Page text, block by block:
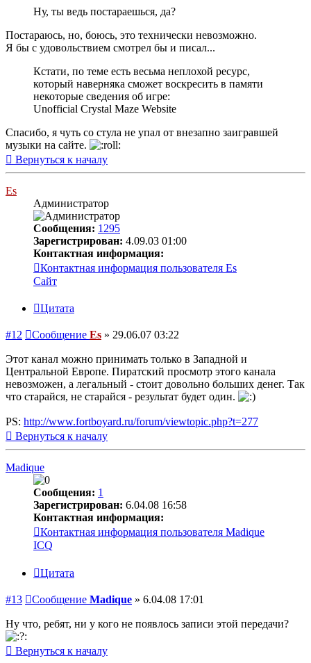
Ну, ты ведь постараешься, да?
Постараюсь, но, боюсь, это технически невозможно.
Я бы с удовольствием смотрел бы и писал...
Кстати, по теме есть весьма неплохой ресурс,
который наверняка сможет воскресить в памяти
некоторые сведения об игре:
Unofficial Crystal Maze Website
Спасибо, я чуть со стула не упал от внезапно заигравшей
музыки на сайте.
Вернуться к началу
Es
Администратор
Сообщения: 1295
Зарегистрирован: 4.09.03 01:00
Контактная информация:
Контактная информация пользователя Es
Сайт
Цитата
#12 Сообщение Es » 29.06.07 03:22
Этот канал можно принимать только в Западной и
Центральной Европе. Пиратский просмотр этого канала
невозможен, а легальный - стоит довольно больших денег. Так
что старайся, не старайся - результат будет один.
PS: http://www.fortboyard.ru/forum/viewtopic.php?t=277
Вернуться к началу
Madique
Сообщения: 1
Зарегистрирован: 6.04.08 16:58
Контактная информация:
Контактная информация пользователя Madique
ICQ
Цитата
#13 Сообщение Madique » 6.04.08 17:01
Ну что, ребят, ни у кого не появлось записи этой передачи?
Вернуться к началу